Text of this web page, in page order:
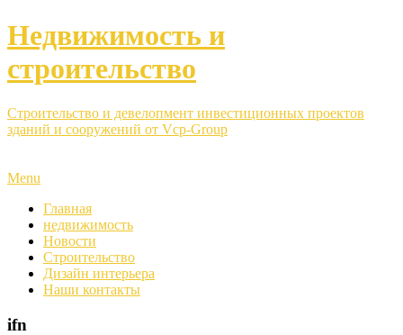
Недвижимость и
строительство
Строительство и девелопмент инвестиционных проектов
зданий и сооружений от Vcp-Group
Menu
Главная
недвижимость
Новости
Строительство
Дизайн интерьера
Наши контакты
ifn